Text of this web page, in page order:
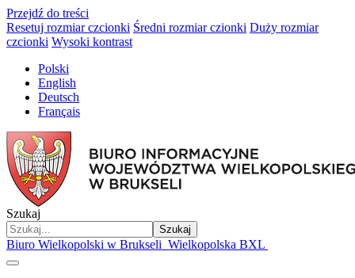
Przejdź do treści
Resetuj rozmiar czcionki Średni rozmiar czionki Duży rozmiar
czcionki Wysoki kontrast
Polski
English
Deutsch
Français
Szukaj
Szukaj
Biuro Wielkopolski w Brukseli Wielkopolska BXL